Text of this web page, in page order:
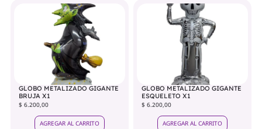
GLOBO METALIZADO GIGANTE
BRUJA X1
$ 6.200,00
AGREGAR AL CARRITO
GLOBO METALIZADO GIGANTE
ESQUELETO X1
$ 6.200,00
AGREGAR AL CARRITO